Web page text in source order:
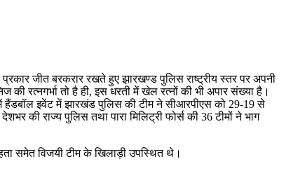
जीत बरकरार रखते हुए झारखण्ड पुलिस राष्ट्रीय स्तर पर अपनी
रत्नगर्भा तो है ही, इस धरती में खेल रत्नों की भी अपार संख्या है।
में हैंडबॉल इवेंट में झारखंड पुलिस की टीम ने सीआरपीएस को 29-19 से
की राज्य पुलिस तथा पारा मिलिट्री फोर्स की 36 टीमों ने भाग
समेत विजयी टीम के खिलाड़ी उपस्थित थे।